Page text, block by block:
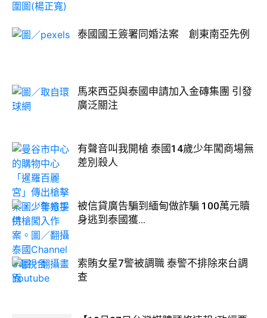
泰國國王簽署同婚法案 創東南亞先例
馬來西亞與泰國申請加入金磚集團 引發
廣泛關注
有聲音叫我開槍 泰國14歲少年闖商場無
差別殺人
被信貸廣告騙到緬甸做詐騙 100萬元贖
身逃到泰國獲...
索賄女星7警被調職 泰警不排除來台調
查